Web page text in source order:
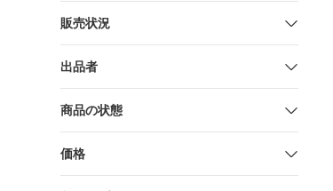
販売状況
出品者
商品の状態
価格